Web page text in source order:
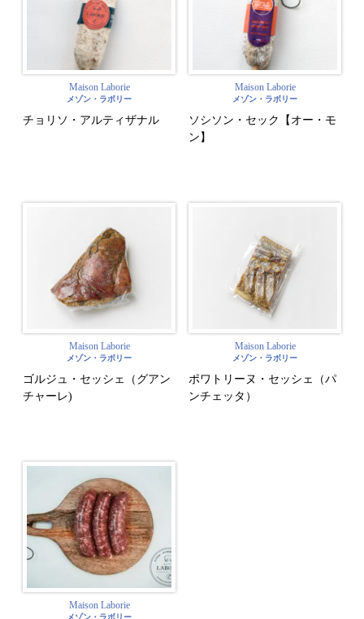
Maison Laborie
メゾン・ラボリー
チョリソ・アルティザナル
Maison Laborie
メゾン・ラボリー
ソシソン・セック【オー・モ
ン】
Maison Laborie
メゾン・ラボリー
ゴルジュ・セッシェ（グアン
チャーレ)
Maison Laborie
メゾン・ラボリー
ポワトリーヌ・セッシェ（パ
ンチェッタ）
Maison Laborie
メゾン・ラボリー